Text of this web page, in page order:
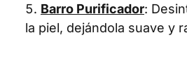
Barro Purificador:
la piel, dejándola suave y